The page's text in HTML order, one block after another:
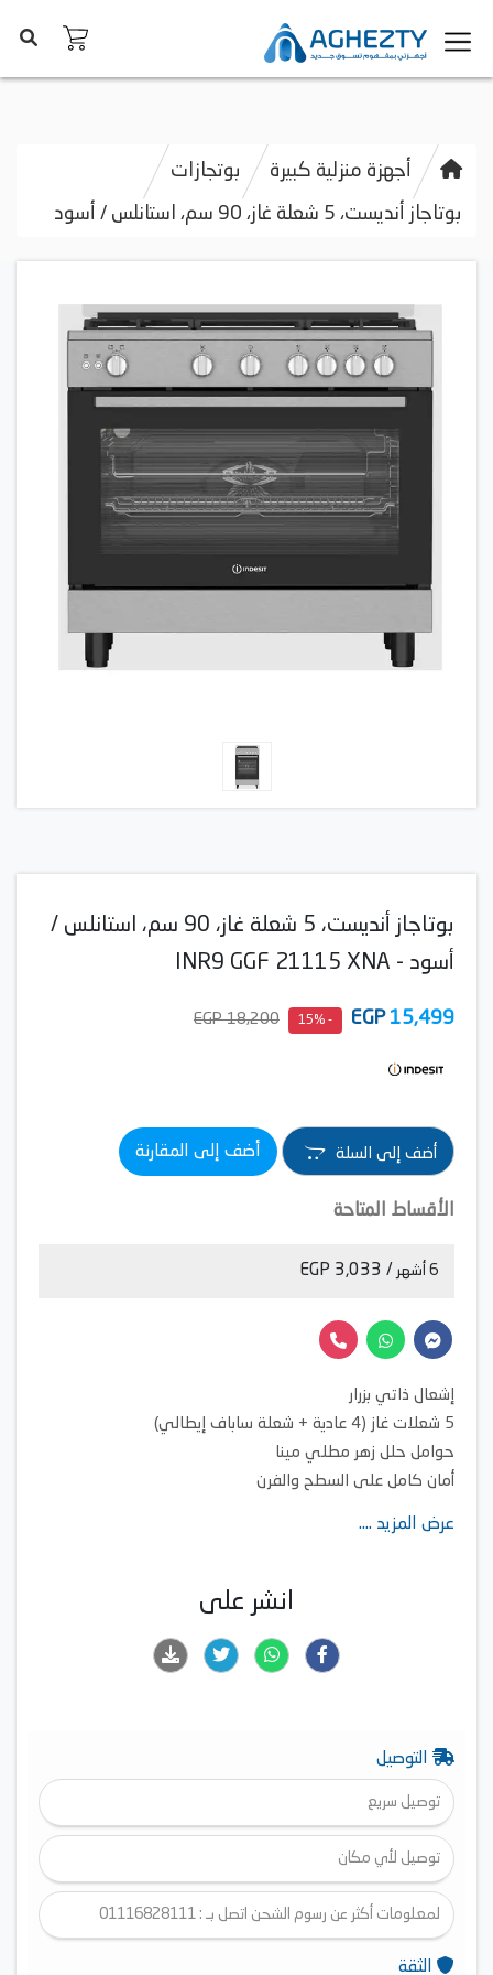
أجهزة منزلية كبيرة بوتجازات
بوتاجاز أنديست، 5 شعلة غاز، 90 سم، استانلس / أسود
بوتاجاز أنديست، 5 شعلة غاز، 90 سم، استانلس /
أسود - INR9 GGF 21115 XNA
15,499
EGP
- 15%
18,200 EGP
أضف إلى السلة أضف إلى المقارنة
الأقساط المتاحة
6 أشهر / 3,033 EGP
إشعال ذاتي بزرار
5 شعلات غاز (4 عادية + شعلة ساباف إيطالي)
حوامل حلل زهر مطلي مينا
أمان كامل على السطح والفرن
عرض المزيد ....
انشر على
التوصيل
توصيل سريع
توصيل لأي مكان
لمعلومات أكثر عن رسوم الشحن اتصل بـ : 01116828111
الثقة